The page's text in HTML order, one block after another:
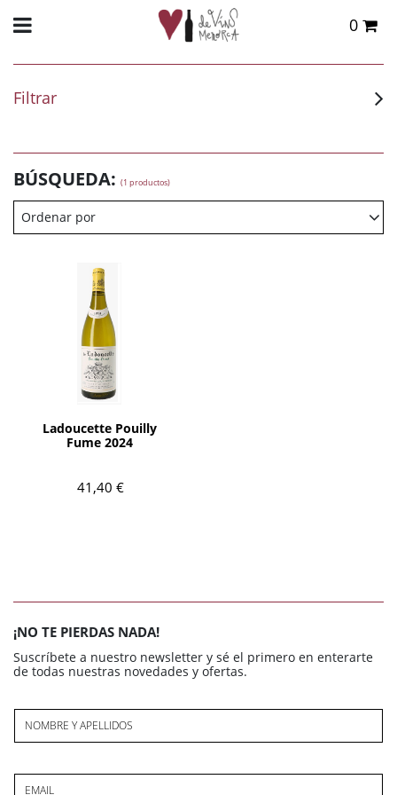
0
Filtrar
BÚSQUEDA: (1 productos)
Ordenar por
Ladoucette Pouilly
Fume 2024
41,40 €
AÑADIR
¡NO TE PIERDAS NADA!
Suscríbete a nuestro newsletter y sé el primero en enterarte
de todas nuestras novedades y ofertas.
NOMBRE Y APELLIDOS
EMAIL